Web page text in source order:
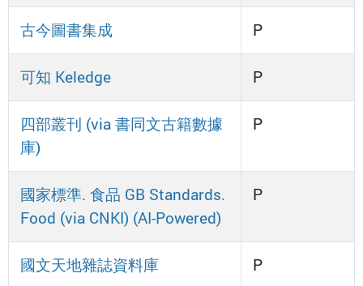
古今圖書集成 P
可知 Keledge P
四部叢刊 (via 書同文古籍數據
庫)
P
國家標準. 食品 GB Standards.
Food (via CNKI) (AI-Powered)
P
國文天地雜誌資料庫 P